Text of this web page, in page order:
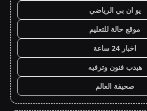
يو ان بي الرياضي
موقع حالة للتعليم
اخبار 24 ساعة
هيدب فنون وترفيه
صحيفة العالم